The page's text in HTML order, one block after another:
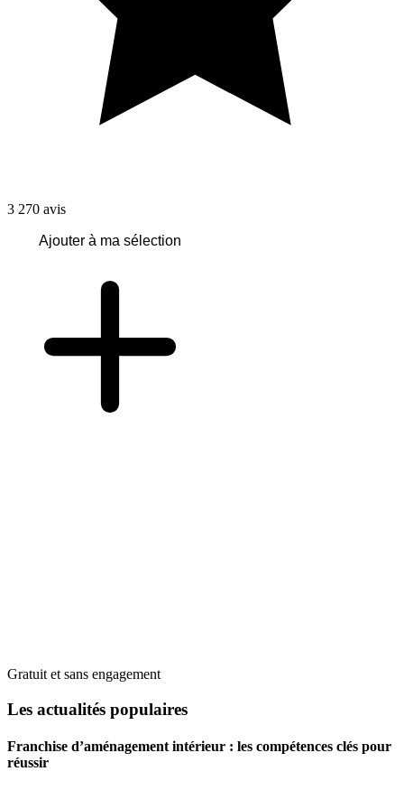
3 270 avis
Ajouter à ma sélection
Gratuit et sans engagement
Les actualités populaires
Franchise d’aménagement intérieur : les compétences clés pour
réussir